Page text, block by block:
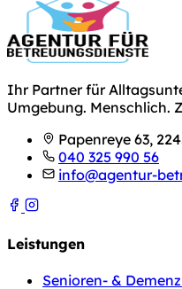
Ihr Partner für
Umgebung. Menschlich.
Papenreye 63,
040 325 990 56
info@agentur-
Leistungen
Senioren- &